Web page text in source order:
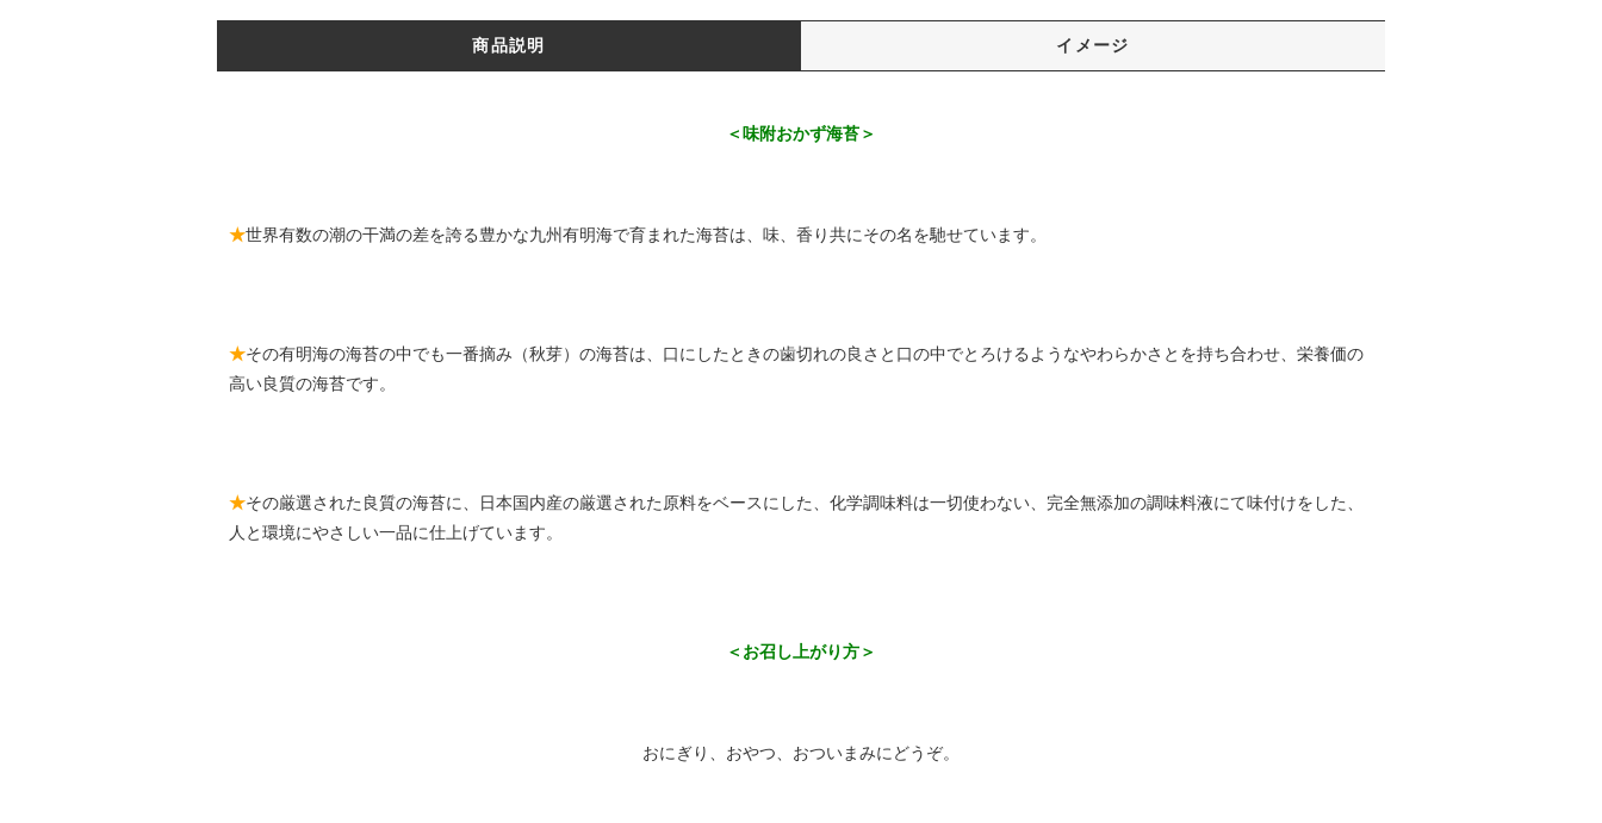
商品説明 イメージ
＜味附おかず海苔＞
★世界有数の潮の干満の差を誇る豊かな九州有明海で育まれた海苔は、味、香り共にその名を馳せています。
★その有明海の海苔の中でも一番摘み（秋芽）の海苔は、口にしたときの歯切れの良さと口の中でとろけるようなやわらかさとを持ち合わせ、栄養価の
高い良質の海苔です。
★その厳選された良質の海苔に、日本国内産の厳選された原料をベースにした、化学調味料は一切使わない、完全無添加の調味料液にて味付けをした、
人と環境にやさしい一品に仕上げています。
＜お召し上がり方＞
おにぎり、おやつ、おついまみにどうぞ。